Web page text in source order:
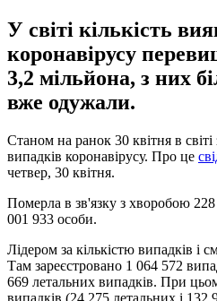
У світі кількість
коронавірусу
3,2 мільйона, з них
вже одужали.
Станом на ранок 30 квітня в
випадків коронавірусу. Про це
четвер, 30 квітня.
Померла в зв'язку з хворобою
001 933 особи.
Лідером за кількістю випадків
Там зареєстровано 1 064 572
669 летальних випадків. При
випадків (24 275 летальних і